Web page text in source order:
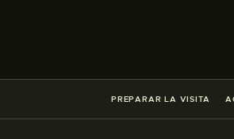
PREPARAR LA VISITA
█